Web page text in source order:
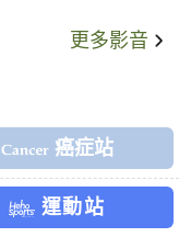
更多影音
癌症站
運動站